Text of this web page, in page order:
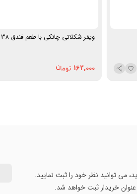
ویفر شکلاتی چانکی با طعم فندق 38 گرم کیت کت نستله
162,000
می توانید نظر خود را ثبت نمایید.
عنوان خریدار ثبت خواهد شد.